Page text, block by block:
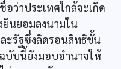
ว่าประเทศใกล้จะเกิด
นยอมลงนามใน
รัฐซึ่งลิดรอนสิทธิขั้น
บับนี้ยังมอบอำนาจให้